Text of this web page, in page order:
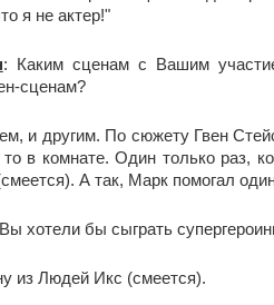
я не актер!"
: Каким сценам с Вашим
сценам?
и другим. По сюжету Гвен
в комнате. Один только раз,
А так, Марк помогал
хотели бы сыграть
из Людей Икс (смеется).